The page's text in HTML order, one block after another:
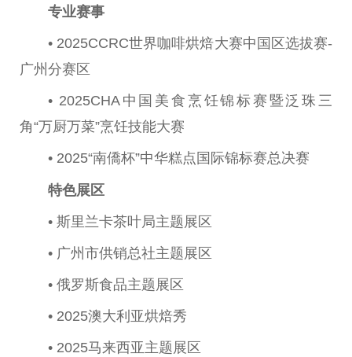
专业赛事
• 2025CCRC世界咖啡烘焙大赛中国 区选拔赛-
广州分赛区
• 2025CHA中国 美食烹饪锦标赛暨泛珠三
角“万厨万菜”烹饪技能大赛
• 2025“南僑杯”中华糕点国际锦标赛总决赛
特色展区
• 斯里兰卡茶叶局主题展区
• 广州市供销总社主题展区
• 俄罗斯食品主题展区
• 2025澳大利亚烘焙秀
• 2025马来西亚主题展区